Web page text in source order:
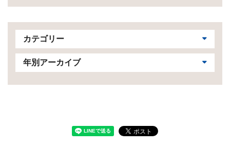
カテゴリー
年別アーカイブ